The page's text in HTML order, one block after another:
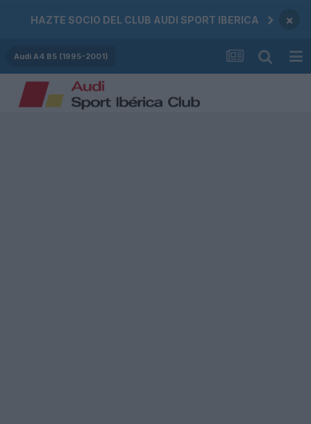
HAZTE SOCIO DEL CLUB AUDI SPORT IBERICA ×
Audi A4 B5 (1995-2001)